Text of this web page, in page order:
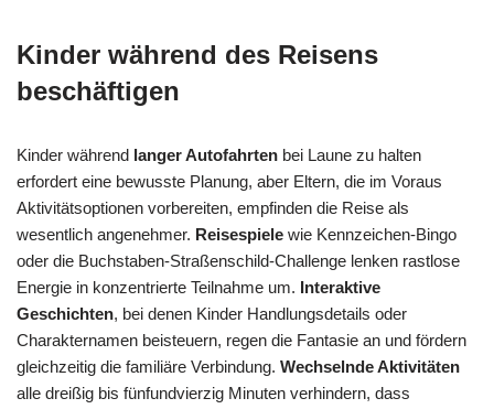
Kinder während des Reisens
beschäftigen
Kinder während langer Autofahrten bei Laune zu halten
erfordert eine bewusste Planung, aber Eltern, die im Voraus
Aktivitätsoptionen vorbereiten, empfinden die Reise als
wesentlich angenehmer. Reisespiele wie Kennzeichen-Bingo
oder die Buchstaben-Straßenschild-Challenge lenken rastlose
Energie in konzentrierte Teilnahme um. Interaktive
Geschichten, bei denen Kinder Handlungsdetails oder
Charakternamen beisteuern, regen die Fantasie an und fördern
gleichzeitig die familiäre Verbindung. Wechselnde Aktivitäten
alle dreißig bis fünfundvierzig Minuten verhindern, dass